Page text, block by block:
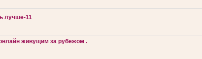
лучше-11
живущим за рубежом .